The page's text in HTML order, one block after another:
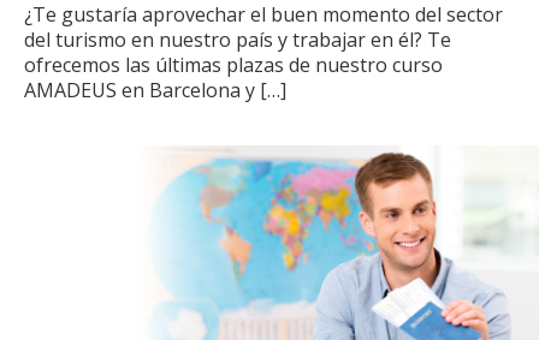
¿Te gustaría aprovechar el buen momento del sector
del turismo en nuestro país y trabajar en él? Te
ofrecemos las últimas plazas de nuestro curso
AMADEUS en Barcelona y […]